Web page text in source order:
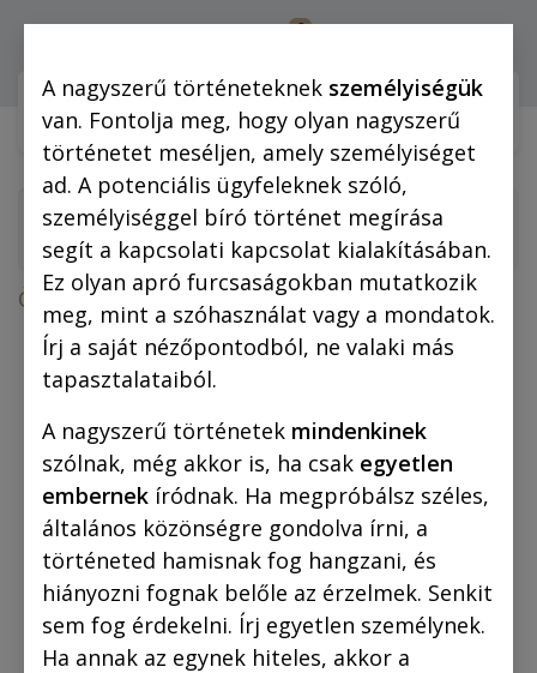
0
Webshop (mobilra)
Összes termék
Monte Cristo grófja (fekete-fehér képregény)
A nagyszerű történeteknek személyiségük
van. Fontolja meg, hogy olyan nagyszerű
történetet meséljen, amely személyiséget
ad. A potenciális ügyfeleknek szóló,
személyiséggel bíró történet megírása
segít a kapcsolati kapcsolat kialakításában.
Ez olyan apró furcsaságokban mutatkozik
meg, mint a szóhasználat vagy a mondatok.
Írj a saját nézőpontodból, ne valaki más
tapasztalataiból.
A nagyszerű történetek mindenkinek
szólnak, még akkor is, ha csak egyetlen
embernek íródnak. Ha megpróbálsz széles,
általános közönségre gondolva írni, a
történeted hamisnak fog hangzani, és
hiányozni fognak belőle az érzelmek. Senkit
sem fog érdekelni. Írj egyetlen személynek.
Ha annak az egynek hiteles, akkor a